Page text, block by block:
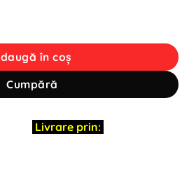
- Scarabeu cu fazele lunii
în coș
Cumpără
Livrare prin: